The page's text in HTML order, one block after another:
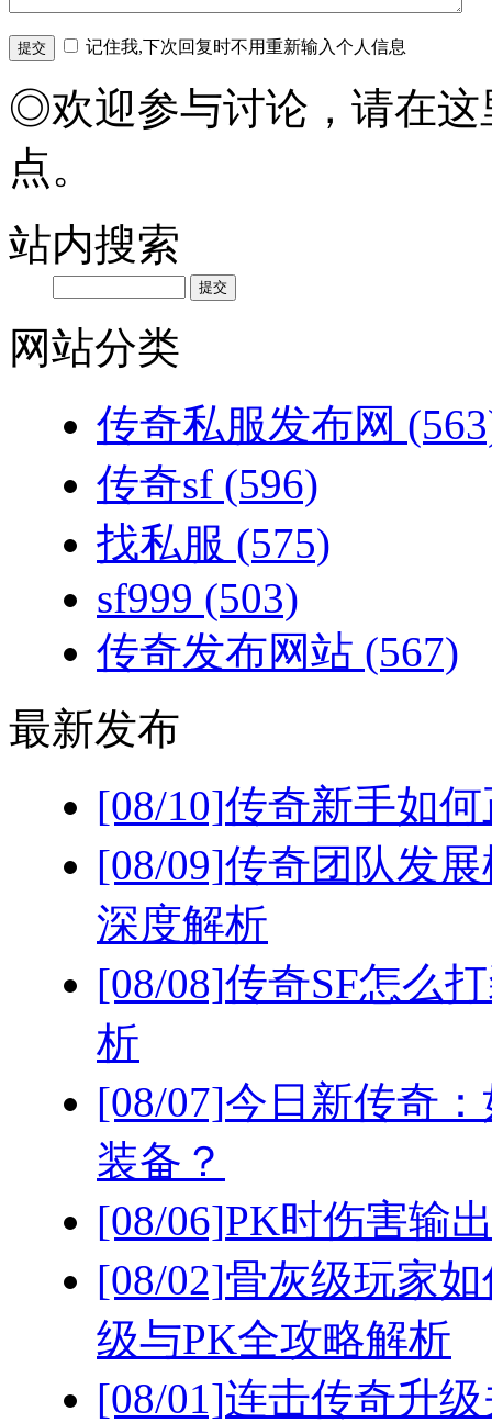
记住我,下次回复时不用重新输入个人信息
◎欢迎参与讨论，请在这
点。
站内搜索
网站分类
传奇私服发布网
传奇sf (596)
找私服 (575)
sf999 (503)
传奇发布网站 (567)
最新发布
[08/10]传奇新手如
[08/09]传奇团队发
深度解析
[08/08]传奇SF怎么
析
[08/07]今日新传奇
装备？
[08/06]PK时伤害输
[08/02]骨灰级玩家
级与PK全攻略解析
[08/01]连击传奇升